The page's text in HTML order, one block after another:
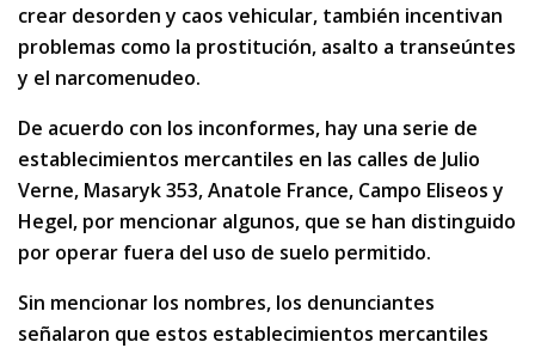
crear desorden y caos vehicular, también incentivan
problemas como la prostitución, asalto a transeúntes
y el narcomenudeo.
De acuerdo con los inconformes, hay una serie de
establecimientos mercantiles en las calles de Julio
Verne, Masaryk 353, Anatole France, Campo Eliseos y
Hegel, por mencionar algunos, que se han distinguido
por operar fuera del uso de suelo permitido.
Sin mencionar los nombres, los denunciantes
señalaron que estos establecimientos mercantiles